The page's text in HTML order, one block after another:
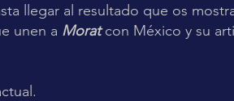
llegar al resultado que os
unen a Morat con México y su